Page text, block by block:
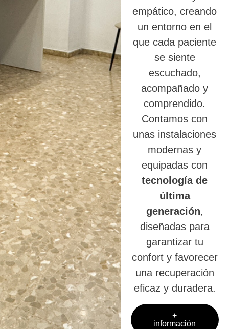
empático, creando
un entorno en el
que cada paciente
se siente
escuchado,
acompañado y
comprendido.
Contamos con
unas instalaciones
modernas y
equipadas con
tecnología de
última
generación,
diseñadas para
garantizar tu
confort y favorecer
una recuperación
eficaz y duradera.
+
información